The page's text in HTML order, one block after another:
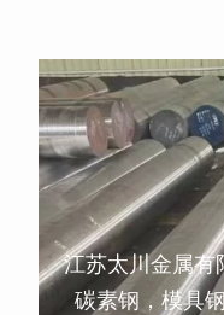
江苏太川金属有
碳素钢，模具